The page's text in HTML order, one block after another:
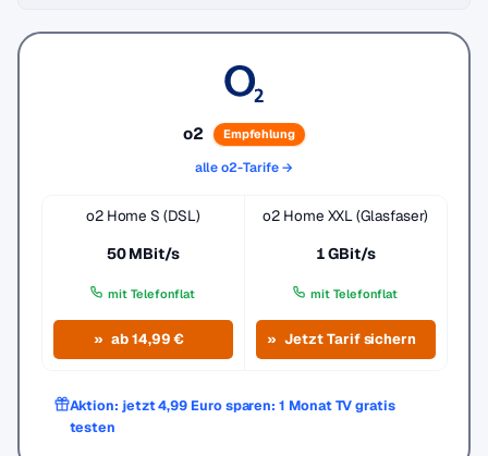
o2 Empfehlung
alle o2-Tarife →
o2 Home S (DSL)
50 MBit/s
mit Telefonflat
ab 14,99 €
o2 Home XXL (Glasfaser)
1 GBit/s
mit Telefonflat
Jetzt Tarif sichern
Aktion: jetzt 4,99 Euro sparen: 1 Monat TV gratis
testen